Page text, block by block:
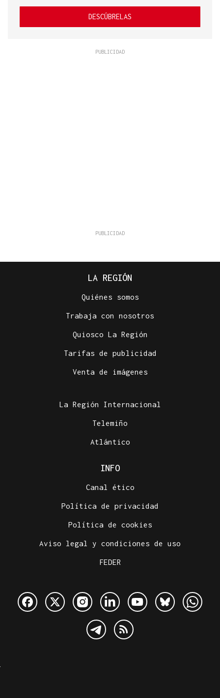
DESCÚBRELAS
LA REGIÓN
Quiénes somos
Trabaja con nosotros
Quiosco La Región
Tarifas de publicidad
Venta de imágenes
La Región Internacional
Telemiño
Atlántico
INFO
Canal ético
Política de privacidad
Política de cookies
Aviso legal y condiciones de uso
FEDER